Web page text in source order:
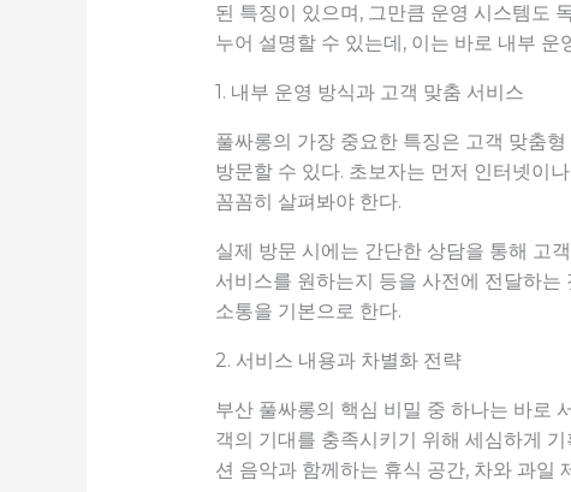
된 특징이 있으며, 그만큼 운영 시스템도
누어 설명할 수 있는데, 이는 바로 내부
1. 내부 운영 방식과 고객 맞춤 서비스
풀싸롱의 가장 중요한 특징은 고객 맞춤
방문할 수 있다. 초보자는 먼저 인터넷이
꼼꼼히 살펴봐야 한다.
실제 방문 시에는 간단한 상담을 통해 고
서비스를 원하는지 등을 사전에 전달하
소통을 기본으로 한다.
2. 서비스 내용과 차별화 전략
부산 풀싸롱의 핵심 비밀 중 하나는 바로
객의 기대를 충족시키기 위해 세심하게
션 음악과 함께하는 휴식 공간, 차와 과일